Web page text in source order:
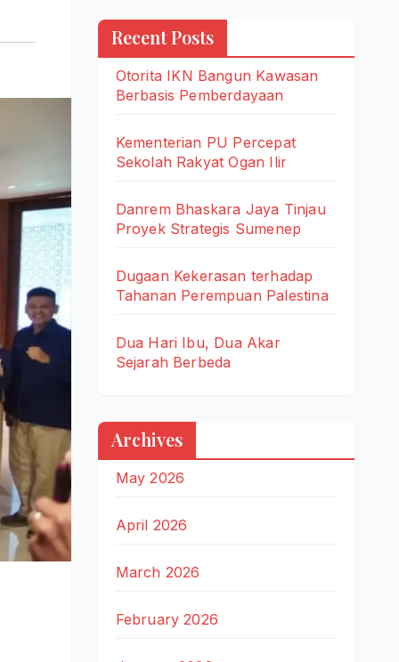
Recent Posts
Otorita IKN Bangun Kawasan
Berbasis Pemberdayaan
Kementerian PU Percepat
Sekolah Rakyat Ogan Ilir
Danrem Bhaskara Jaya Tinjau
Proyek Strategis Sumenep
Dugaan Kekerasan terhadap
Tahanan Perempuan Palestina
Dua Hari Ibu, Dua Akar
Sejarah Berbeda
Archives
May 2026
April 2026
March 2026
February 2026